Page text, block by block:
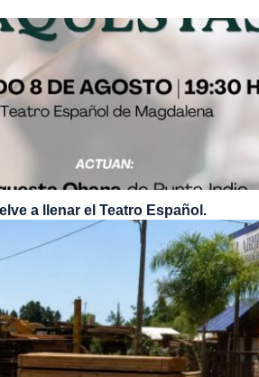
a llenar el Teatro Español.